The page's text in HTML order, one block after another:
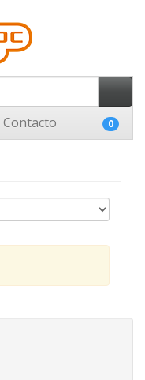
Contacto 0